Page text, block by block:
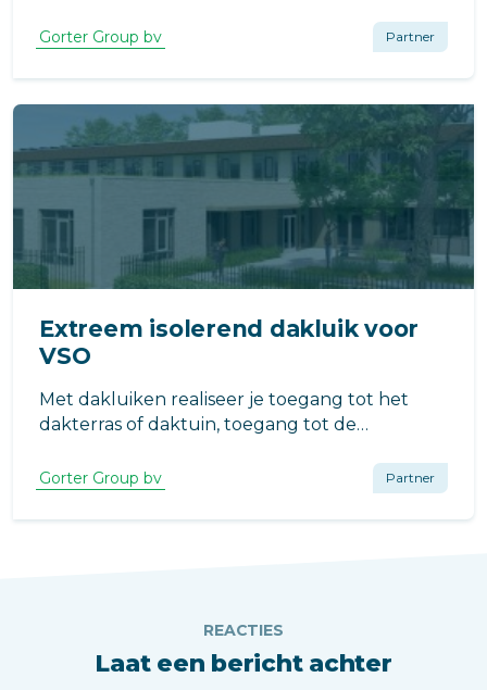
Gorter Group bv Partner
Extreem isolerend dakluik voor
VSO
Met dakluiken realiseer je toegang tot het
dakterras of daktuin, toegang tot de
naar wens lichtinval (met een glazen dakluik).
Gorter Group bv Partner
REACTIES
Laat een bericht achter